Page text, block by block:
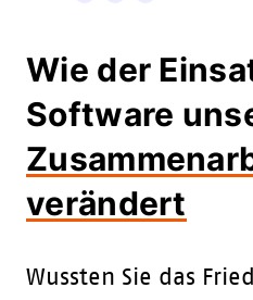
Wie der
Software
verändert
Wussten Sie das